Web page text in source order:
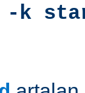
-k